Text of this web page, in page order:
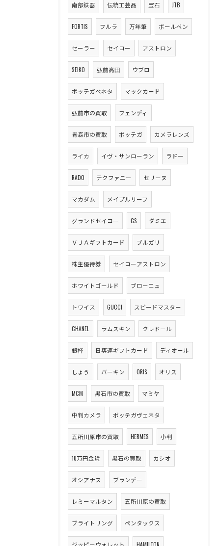
南部鉄器 伝統工芸品 宝石 JTB
FORTIS フルラ 万年筆 ボールペン
セーラー セイコー アストロン
SEIKO 弘前高田 ウブロ
ボッテガベネタ マックカード
弘前市の買取 フェンディ
青森市の買取 ボッテガ カメラレンズ
ライカ イヴ・サンローラン ラドー
RADO テクファニー セリーヌ
マカダム メイプルリーフ
グランドセイコー GS ダミエ
ＶＪＡギフトカード ブルガリ
株主優待券 セイコーアストロン
ホワイトゴールド ブローニュ
トワイス GUCCI スピードマスター
CHANEL ラムスキン クレドール
銀杯 日専連ギフトカード ディオール
しょう バーキン ORIS オリス
MCM 黒石市の買取 マミヤ
中判カメラ ボッテガヴェネタ
五所川原市の買取 HERMES 小判
10万円金貨 黒石の買取 カシオ
オシアナス ブランデー
レミーマルタン 五所川原の買取
ブライトリング ペンタックス
ジッピーウォレット HAMILTON